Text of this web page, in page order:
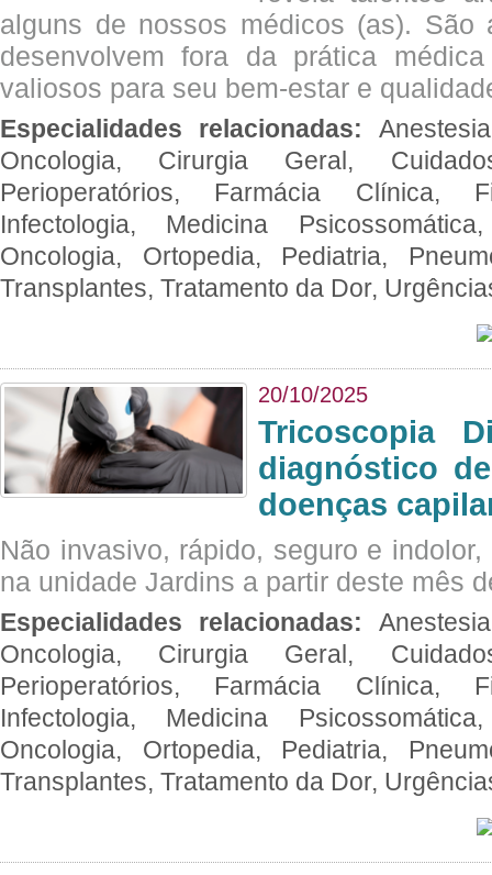
alguns de nossos médicos (as). São
desenvolvem fora da prática
valiosos para seu bem-estar e
Especialidades relacionadas:
Oncologia, Cirurgia Geral,
Perioperatórios, Farmácia Clínica,
Infectologia, Medicina
Oncologia, Ortopedia, Pediatria,
Transplantes, Tratamento da Dor,
20/10/2025
Tricoscopia
diagnóstico
doenças
Não invasivo, rápido, seguro e
na unidade Jardins a partir deste mês
Especialidades relacionadas:
Oncologia, Cirurgia Geral,
Perioperatórios, Farmácia Clínica,
Infectologia, Medicina
Oncologia, Ortopedia, Pediatria,
Transplantes, Tratamento da Dor,